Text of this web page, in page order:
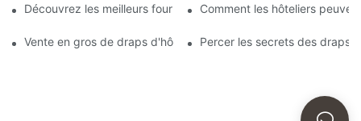
Découvrez les meilleurs fournisseurs de draps d'hôtel en gros
Comment les hôteliers
Vente en gros de draps d'hôtel : la clé pour créer une
Percer les secrets des draps